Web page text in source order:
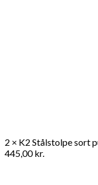
2 × K2 Stålstolpe sort
445,00kr.